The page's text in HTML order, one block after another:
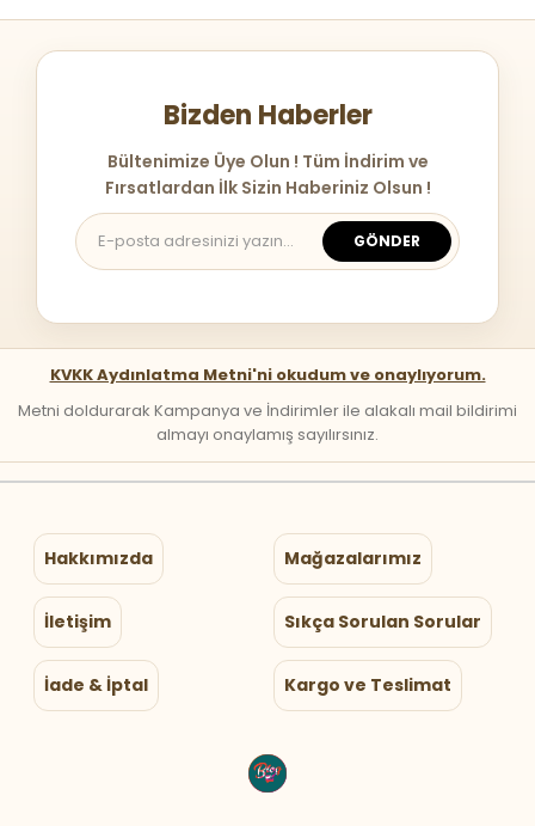
Bizden Haberler
Bültenimize Üye Olun ! Tüm İndirim ve
Fırsatlardan İlk Sizin Haberiniz Olsun !
GÖNDER
KVKK Aydınlatma Metni'ni okudum ve onaylıyorum.
Metni doldurarak Kampanya ve İndirimler ile alakalı mail bildirimi
almayı onaylamış sayılırsınız.
Hakkımızda Mağazalarımız
İletişim Sıkça Sorulan Sorular
İade & İptal Kargo ve Teslimat